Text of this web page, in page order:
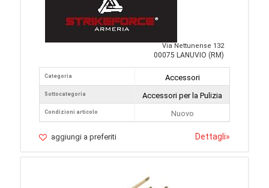
Via Nettunense 132
00075 LANUVIO (RM)
Categoria
Sottocategoria
Condizioni articolo
Accessori
Accessori per la Pulizia
Nuovo
aggiungi a preferiti Dettagli»